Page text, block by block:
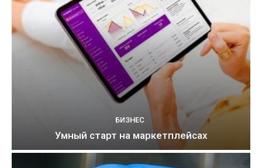
БИЗНЕС
Умный старт на маркетплейсах